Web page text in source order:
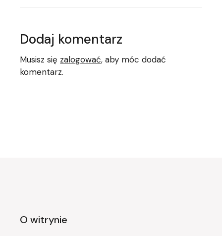
Dodaj komentarz
Musisz się zalogować, aby móc dodać
komentarz.
O witrynie